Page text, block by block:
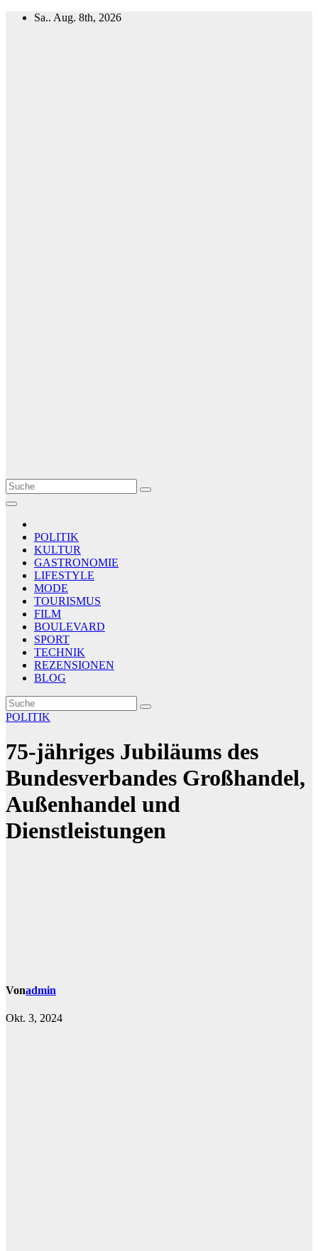
Zum
Sa.. Aug. 8th, 2026
Le Matin
AGENCE DE PRESSE
POLITIK
KULTUR
GASTRONOMIE
LIFESTYLE
MODE
TOURISMUS
FILM
BOULEVARD
SPORT
TECHNIK
REZENSIONEN
BLOG
POLITIK
75-jähriges Jubiläums des
Bundesverbandes Großhandel,
Außenhandel und
Dienstleistungen
Vonadmin
Okt. 3, 2024